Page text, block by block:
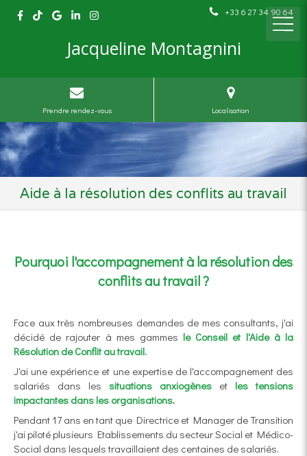
+33 6 27 34 90 64
Jacqueline Montagnini
Prendre rendez-vous Localisation
Aide à la résolution des conflits au travail
Pourquoi l'accompagnement à la résolution des
conflits au travail ?
Face aux très nombreuses demandes de mes consultants, j'ai
décidé de rajouter à mes gammes le Conseil et l'Aide à la
Résolution de Conflit au travail.
J'ai une expérience et une expertise de l'accompagnement des
salariés dans les situations anxiogènes et les tensions
impactantes dans les organisations.
Pendant 17 ans en tant que Directrice et Manager de Transition
j'ai piloté plusieurs Etablissements du secteur Social et Médico-
Social dans lesquels travaillaient des centaines de salariés.